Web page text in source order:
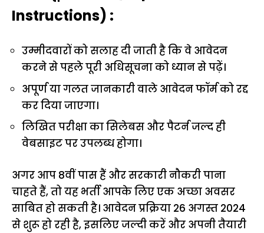
Instructions) :
उम्मीदवारों को सलाह दी जाती है कि वे आवेदन
करने से पहले पूरी अधिसूचना को ध्यान से पढ़ें।
अपूर्ण या गलत जानकारी वाले आवेदन फॉर्म को रद्द
कर दिया जाएगा।
लिखित परीक्षा का सिलेबस और पैटर्न जल्द ही
वेबसाइट पर उपलब्ध होगा।
अगर आप 8वीं पास हैं और सरकारी नौकरी पाना
चाहते हैं, तो यह भर्ती आपके लिए एक अच्छा अवसर
साबित हो सकती है। आवेदन प्रक्रिया 26 अगस्त 2024
से शुरू हो रही है, इसलिए जल्दी करें और अपनी तैयारी